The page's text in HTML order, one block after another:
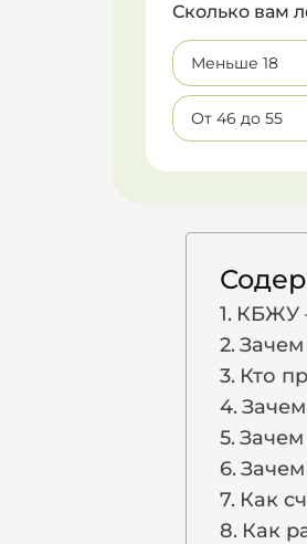
Сколько вам
Меньше 18
От 46 до 55
КБЖУ
Зачем
Кто
Как
Как